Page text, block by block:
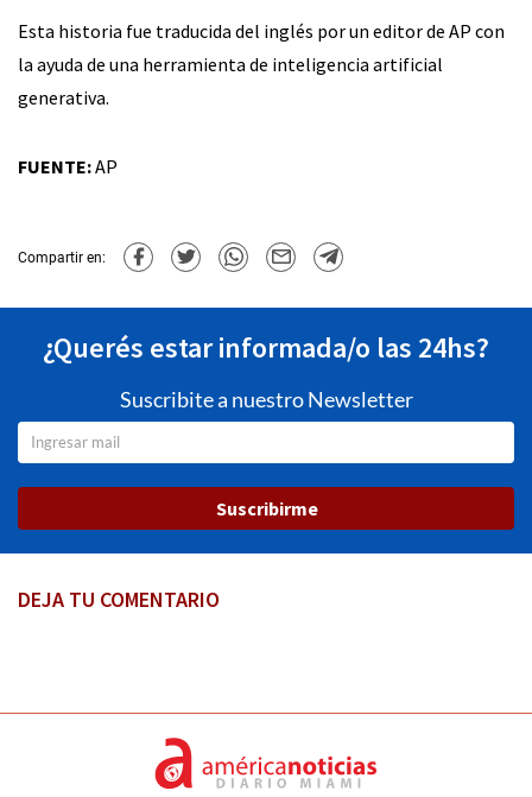
Esta historia fue traducida del inglés por un editor de AP con
la ayuda de una herramienta de inteligencia artificial
generativa.
FUENTE:AP
Compartir en:
¿Querés estar informada/o las 24hs?
Suscribite a nuestro Newsletter
Suscribirme
DEJA TU COMENTARIO